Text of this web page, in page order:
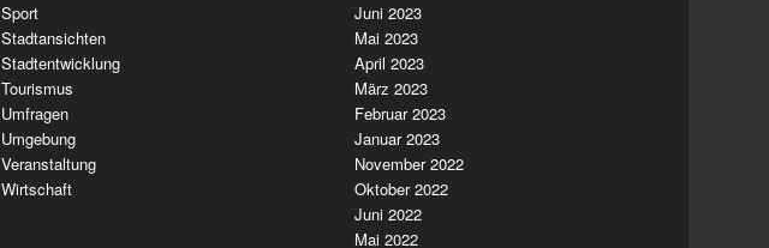
Sport
Stadtansichten
Stadtentwicklung
Tourismus
Umfragen
Umgebung
Veranstaltung
Wirtschaft
Juni 2023
Mai 2023
April 2023
März 2023
Februar 2023
Januar 2023
November 2022
Oktober 2022
Juni 2022
Mai 2022